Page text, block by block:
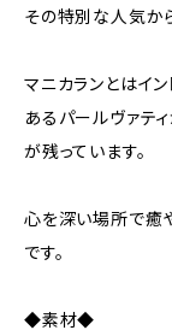
その特別な人気か
マニカランとはイ
あるパールヴァテ
が残っています。
心を深い場所で癒
です。
◆素材◆